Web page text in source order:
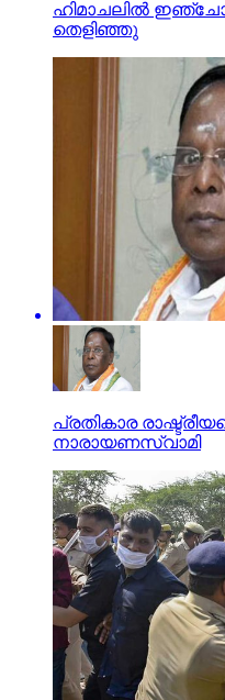
ഹിമാചലില്‍
തെളിഞ്ഞു
പ്രതികാര
നാരായണസ്വാമി